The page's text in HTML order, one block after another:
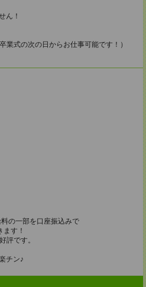
ん！
式の次の日からお仕事可能です！）
の一部を口座振込みで
す！
評です。
チン♪